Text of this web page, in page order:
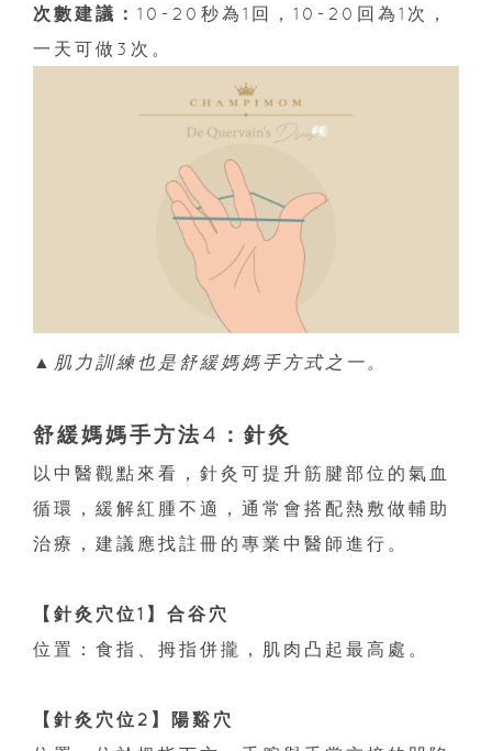
次數建議： 10-20秒為1回，10-20回為1次，
一天可做3次。
▲肌力訓練也是舒緩媽媽手方式之一。
舒緩媽媽手方法4：針灸
以中醫觀點來看，針灸可提升筋腱部位的氣血
循環，緩解紅腫不適，通常會搭配熱敷做輔助
治療，建議應找註冊的專業中醫師進行。
【針灸穴位1】合谷穴
位置：食指、拇指併攏，肌肉凸起最高處。
【針灸穴位2】陽谿穴